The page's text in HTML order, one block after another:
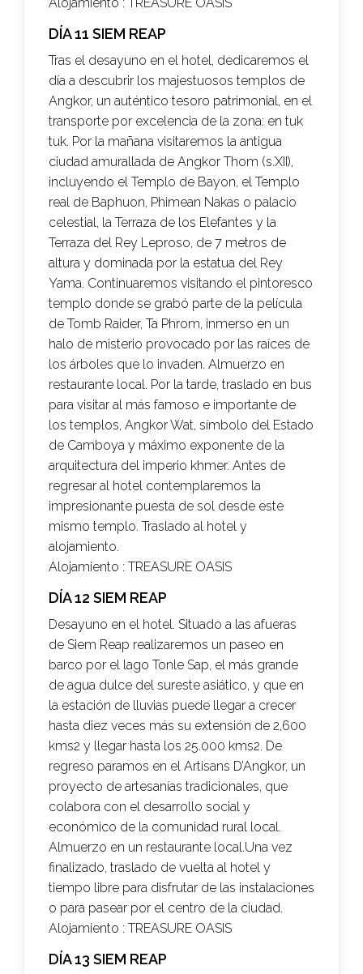
Alojamiento : TREASURE OASIS
DÍA 11 SIEM REAP
Tras el desayuno en el hotel, dedicaremos el
día a descubrir los majestuosos templos de
Angkor, un auténtico tesoro patrimonial, en el
transporte por excelencia de la zona: en tuk
tuk. Por la mañana visitaremos la antigua
ciudad amurallada de Angkor Thom (s.XII),
incluyendo el Templo de Bayon, el Templo
real de Baphuon, Phimean Nakas o palacio
celestial, la Terraza de los Elefantes y la
Terraza del Rey Leproso, de 7 metros de
altura y dominada por la estatua del Rey
Yama. Continuaremos visitando el pintoresco
templo donde se grabó parte de la película
de Tomb Raider, Ta Phrom, inmerso en un
halo de misterio provocado por las raíces de
los árboles que lo invaden. Almuerzo en
restaurante local. Por la tarde, traslado en bus
para visitar al más famoso e importante de
los templos, Angkor Wat, símbolo del Estado
de Camboya y máximo exponente de la
arquitectura del imperio khmer. Antes de
regresar al hotel contemplaremos la
impresionante puesta de sol desde este
mismo templo. Traslado al hotel y
alojamiento.
Alojamiento : TREASURE OASIS
DÍA 12 SIEM REAP
Desayuno en el hotel. Situado a las afueras
de Siem Reap realizaremos un paseo en
barco por el lago Tonle Sap, el más grande
de agua dulce del sureste asiático, y que en
la estación de lluvias puede llegar a crecer
hasta diez veces más su extensión de 2,600
kms2 y llegar hasta los 25.000 kms2. De
regreso paramos en el Artisans D’Angkor, un
proyecto de artesanías tradicionales, que
colabora con el desarrollo social y
económico de la comunidad rural local.
Almuerzo en un restaurante local.Una vez
finalizado, traslado de vuelta al hotel y
tiempo libre para disfrutar de las instalaciones
o para pasear por el centro de la ciudad.
Alojamiento : TREASURE OASIS
DÍA 13 SIEM REAP